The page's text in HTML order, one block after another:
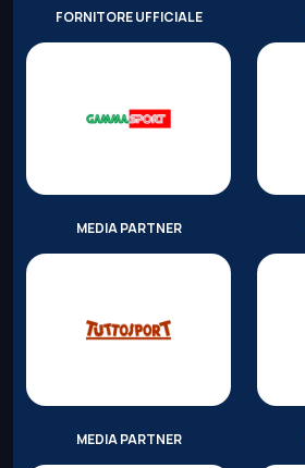
FORNITORE UFFICIALE
MEDIA PARTNER
MEDIA PARTNER